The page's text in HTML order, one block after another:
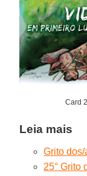
Card
Leia mais
Grito
25° Grito